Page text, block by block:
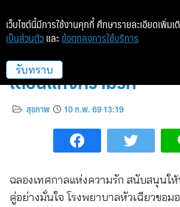
ชวนคู่รักวางแผนสุขภาพ
เดือนแห่งความรัก
สุขภาพ 10 ก.พ. 69 13:19
ฉลองเทศกาลแห่งความรัก สนับสนุนใ
คู่อย่างมั่นใจ โรงพยาบาลหัวเฉียวขอม
เว็บไซต์นี้มีการใช้งานคุกกี้ ศึกษารายละเอียดเพิ่มเ
เป็นส่วนตัว และ ข้อตกลงการใช้บริการ
รับทราบ